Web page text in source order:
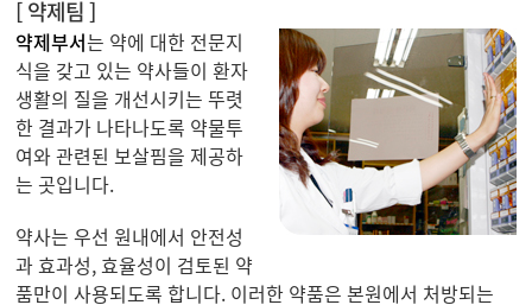
[ 약제팀 ]
약제부서는 약에 대한 전문지
식을 갖고 있는 약사들이 환자
생활의 질을 개선시키는 뚜렷
한 결과가 나타나도록 약물투
여와 관련된 보살핌을 제공하
는 곳입니다.
약사는 우선 원내에서 안전성
과 효과성, 효율성이 검토된 약
품만이 사용되도록 합니다. 이러한 약품은 본원에서 처방되는